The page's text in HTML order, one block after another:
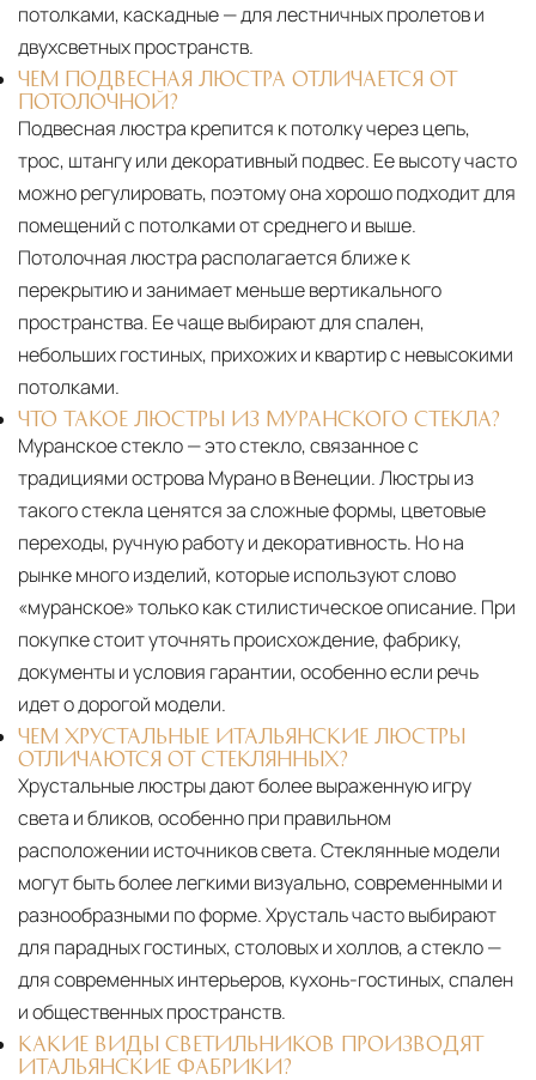
потолками, каскадные — для лестничных пролетов и
двухсветных пространств.
ЧЕМ ПОДВЕСНАЯ ЛЮСТРА ОТЛИЧАЕТСЯ ОТ
ПОТОЛОЧНОЙ?
Подвесная люстра крепится к потолку через цепь,
трос, штангу или декоративный подвес. Ее высоту часто
можно регулировать, поэтому она хорошо подходит для
помещений с потолками от среднего и выше.
Потолочная люстра располагается ближе к
перекрытию и занимает меньше вертикального
пространства. Ее чаще выбирают для спален,
небольших гостиных, прихожих и квартир с невысокими
потолками.
ЧТО ТАКОЕ ЛЮСТРЫ ИЗ МУРАНСКОГО СТЕКЛА?
Муранское стекло — это стекло, связанное с
традициями острова Мурано в Венеции. Люстры из
такого стекла ценятся за сложные формы, цветовые
переходы, ручную работу и декоративность. Но на
рынке много изделий, которые используют слово
«муранское» только как стилистическое описание. При
покупке стоит уточнять происхождение, фабрику,
документы и условия гарантии, особенно если речь
идет о дорогой модели.
ЧЕМ ХРУСТАЛЬНЫЕ ИТАЛЬЯНСКИЕ ЛЮСТРЫ
ОТЛИЧАЮТСЯ ОТ СТЕКЛЯННЫХ?
Хрустальные люстры дают более выраженную игру
света и бликов, особенно при правильном
расположении источников света. Стеклянные модели
могут быть более легкими визуально, современными и
разнообразными по форме. Хрусталь часто выбирают
для парадных гостиных, столовых и холлов, а стекло —
для современных интерьеров, кухонь-гостиных, спален
и общественных пространств.
КАКИЕ ВИДЫ СВЕТИЛЬНИКОВ ПРОИЗВОДЯТ
ИТАЛЬЯНСКИЕ ФАБРИКИ?